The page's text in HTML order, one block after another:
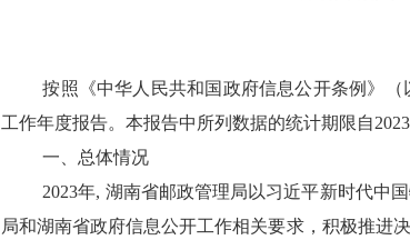
按照《中华人民共和国政府信息公开条例》
工作年度报告。本报告中所列数据的统计期限自
一、总体情况
2023年, 湖南省邮政管理局以习近平新时代中
局和湖南省政府信息公开工作相关要求， 积极推进